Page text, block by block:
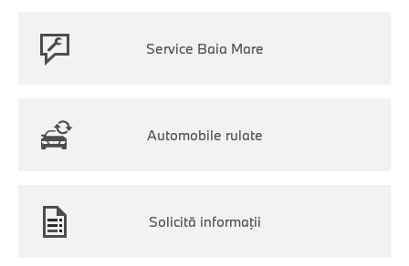
Service Baia Mare
Automobile rulate
Solicită informaţii